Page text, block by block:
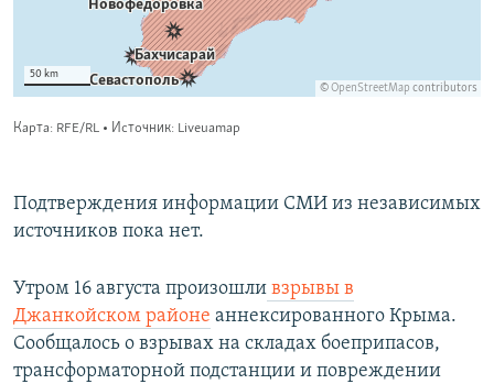
Подтверждения информации СМИ из независимых
источников пока нет.
Утром 16 августа произошли взрывы в
Джанкойском районе аннексированного Крыма.
Сообщалось о взрывах на складах боеприпасов,
трансформаторной подстанции и повреждении